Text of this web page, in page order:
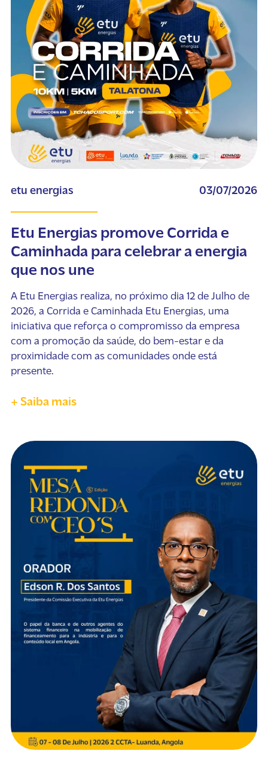
etu energias 03/07/2026
Etu Energias promove Corrida e
Caminhada para celebrar a energia
que nos une
A Etu Energias realiza, no próximo dia 12 de Julho de
2026, a Corrida e Caminhada Etu Energias, uma
iniciativa que reforça o compromisso da empresa
com a promoção da saúde, do bem-estar e da
proximidade com as comunidades onde está
presente.
+ Saiba mais